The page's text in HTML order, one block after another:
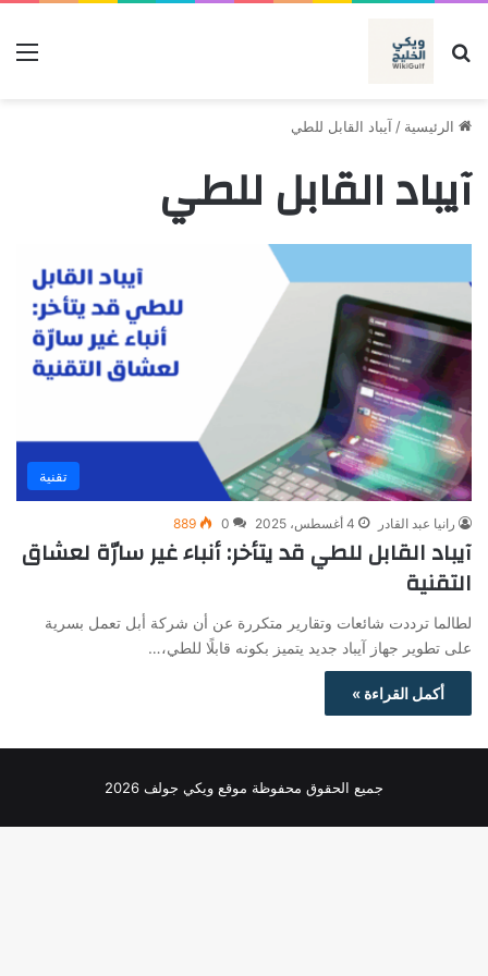
بحث عن
الرئيسية / آيباد القابل للطي
آيباد القابل للطي
تقنية
رانيا عبد القادر 4 أغسطس، 2025 0
889
آيباد القابل للطي قد يتأخر: أنباء غير سارّة لعشاق
التقنية
لطالما ترددت شائعات وتقارير متكررة عن أن شركة أبل تعمل بسرية
على تطوير جهاز آيباد جديد يتميز بكونه قابلًا للطي،…
أكمل القراءة »
جميع الحقوق محفوظة موقع ويكي جولف 2026